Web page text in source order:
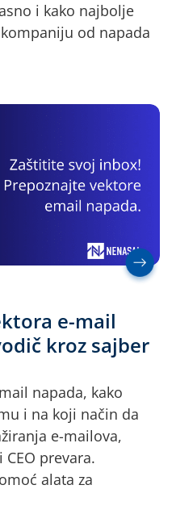
i kako najbolje
od napada
e-mail
kroz sajber
napada, kako
i na koji način da
e-mailova,
prevara.
alata za